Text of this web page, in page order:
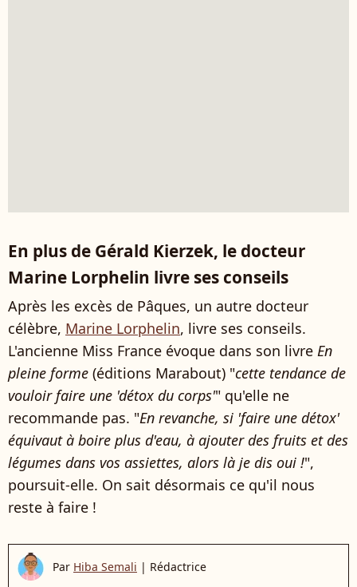
En plus de Gérald Kierzek, le docteur
Marine Lorphelin livre ses conseils
Après les excès de Pâques, un autre docteur
célèbre, Marine Lorphelin, livre ses conseils.
L'ancienne Miss France évoque dans son livre En
pleine forme (éditions Marabout) "cette tendance de
vouloir faire une 'détox du corps'" qu'elle ne
recommande pas. "En revanche, si 'faire une détox'
équivaut à boire plus d'eau, à ajouter des fruits et des
légumes dans vos assiettes, alors là je dis oui !",
poursuit-elle. On sait désormais ce qu'il nous
reste à faire !
Par Hiba Semali | Rédactrice